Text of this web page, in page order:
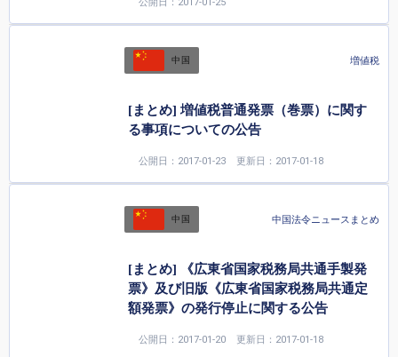
中国 増値税
[まとめ] 増値税普通発票（巻票）に関す
る事項についての公告
公開日：2017-01-23 更新日：2017-01-18
中国 中国法令ニュースまとめ
[まとめ] 《広東省国家税務局共通手製発
票》及び旧版《広東省国家税務局共通定
額発票》の発行停止に関する公告
公開日：2017-01-20 更新日：2017-01-18